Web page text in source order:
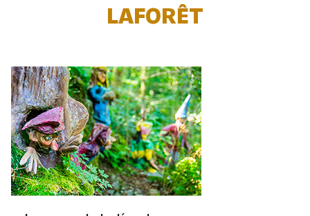
LAFORÊT